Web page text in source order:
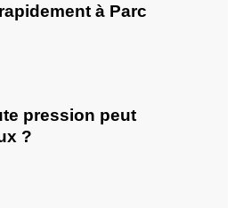
à Parc
pression peut
?